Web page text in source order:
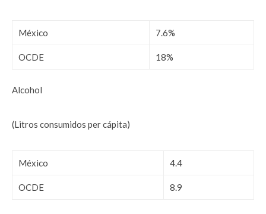
México 7.6%
OCDE 18%
Alcohol
(Litros consumidos per cápita)
México 4.4
OCDE 8.9